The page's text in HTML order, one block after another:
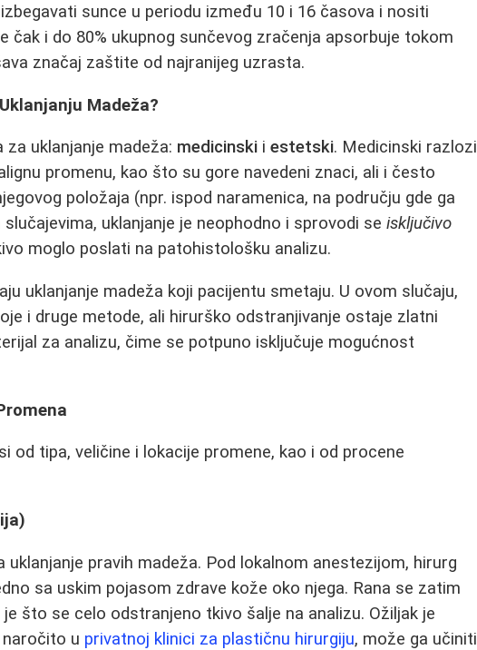
sunce u periodu između 10 i 16 časova i nositi
čak i do 80% ukupnog sunčevog zračenja apsorbuje tokom
značaj zaštite od najranijeg uzrasta.
Madeža?
uklanjanje madeža: medicinski iestetski. Medicinski razlozi
promenu, kao što su gore navedeni znaci, ali i često
položaja (npr. ispod naramenica, na području gde ga
uklanjanje je neophodno i sprovodi seisključivo
moglo poslati na patohistološku analizu.
uklanjanje madeža koji pacijentu smetaju. U ovom slučaju,
i druge metode, ali hirurško odstranjivanje ostaje zlatni
za analizu, čime se potpuno isključuje mogućnost
od tipa, veličine i lokacije promene, kao i od procene
uklanjanje pravih madeža. Pod lokalnom anestezijom, hirurg
sa uskim pojasom zdrave kože oko njega. Rana se zatim
što se celo odstranjeno tkivo šalje na analizu. Ožiljak je
naročito u privatnoj klinici za plastičnu hirurgiju, može ga učiniti